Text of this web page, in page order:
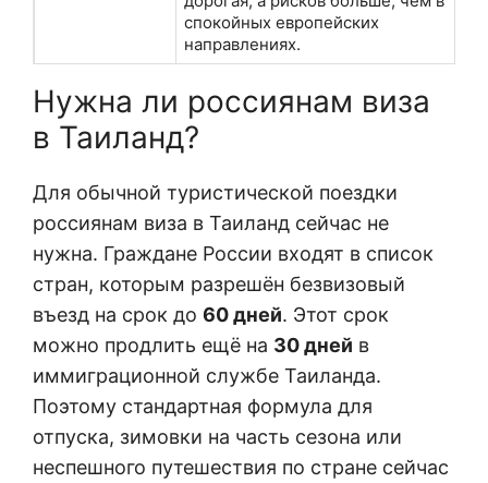
спокойных европейских
направлениях.
Нужна ли россиянам виза
в Таиланд?
Для обычной туристической поездки
россиянам виза в Таиланд сейчас не
нужна. Граждане России входят в список
стран, которым разрешён безвизовый
въезд на срок до 60 дней. Этот срок
можно продлить ещё на 30 дней в
иммиграционной службе Таиланда.
Поэтому стандартная формула для
отпуска, зимовки на часть сезона или
неспешного путешествия по стране сейчас